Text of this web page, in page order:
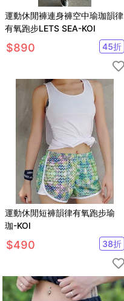
運動休閒褲連身褲空中瑜珈韻律
有氧跑步LETS SEA-KOI
$890 45折
運動休閒短褲韻律有氧跑步瑜
珈-KOI
$490 38折